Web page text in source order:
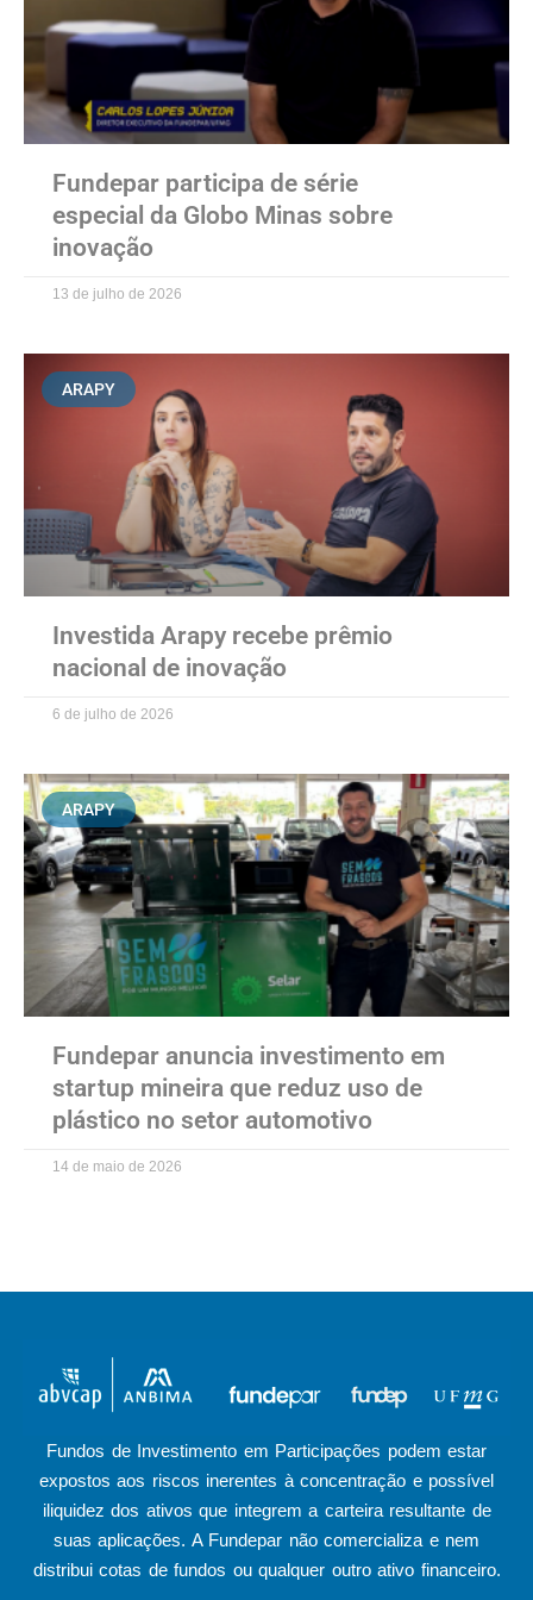
Fundepar participa de série
especial da Globo Minas sobre
inovação
13 de julho de 2026
ARAPY
Investida Arapy recebe prêmio
nacional de inovação
6 de julho de 2026
ARAPY
Fundepar anuncia investimento em
startup mineira que reduz uso de
plástico no setor automotivo
14 de maio de 2026
Fundos de Investimento em Participações podem estar
expostos aos riscos inerentes à concentração e possível
iliquidez dos ativos que integrem a carteira resultante de
suas aplicações. A Fundepar não comercializa e nem
distribui cotas de fundos ou qualquer outro ativo financeiro.​